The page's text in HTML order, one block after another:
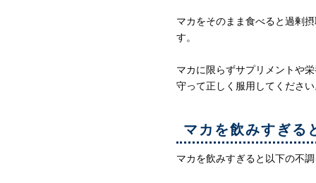
マカをそのまま食べると過剰
す。
マカに限らずサプリメントや
守って正しく服用してくださ
マカを飲みすぎる
マカを飲みすぎると以下の不